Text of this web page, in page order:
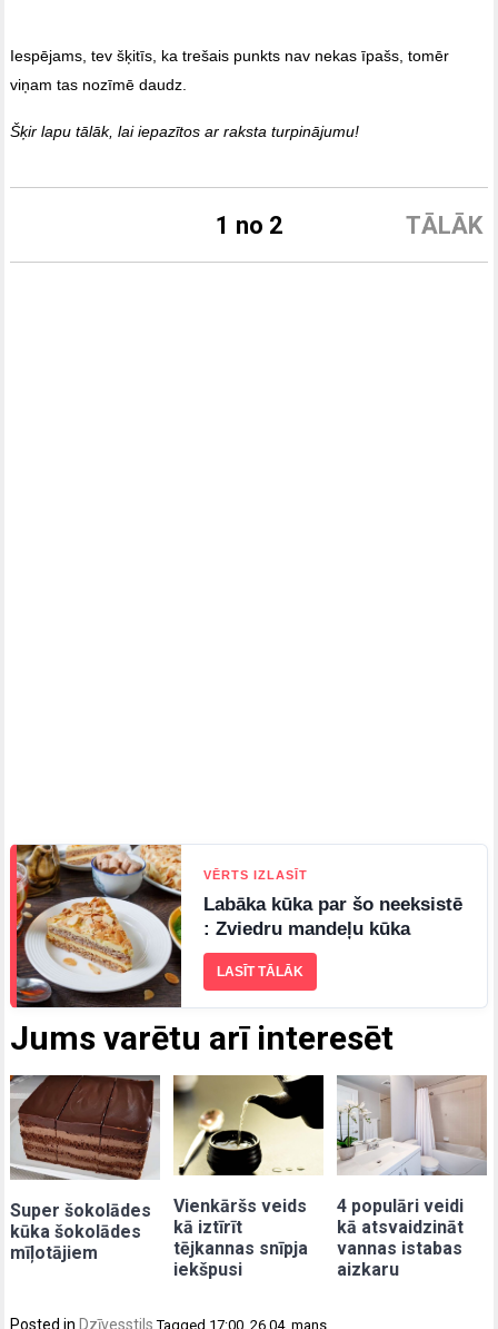
Iespējams, tev šķitīs, ka trešais punkts nav nekas īpašs, tomēr
viņam tas nozīmē daudz.
Šķir lapu tālāk, lai iepazītos ar raksta turpinājumu!
TĀLĀK
1 no 2
Jums varētu arī interesēt
Super šokolādes
kūka šokolādes
mīļotājiem
Vienkāršs veids
kā iztīrīt
tējkannas snīpja
iekšpusi
4 populāri veidi
kā atsvaidzināt
vannas istabas
aizkaru
VĒRTS IZLASĪT
Labāka kūka par šo neeksistē
: Zviedru mandeļu kūka
LASĪT TĀLĀK
Posted in Dzīvesstils Tagged 17:00,26.04,mans